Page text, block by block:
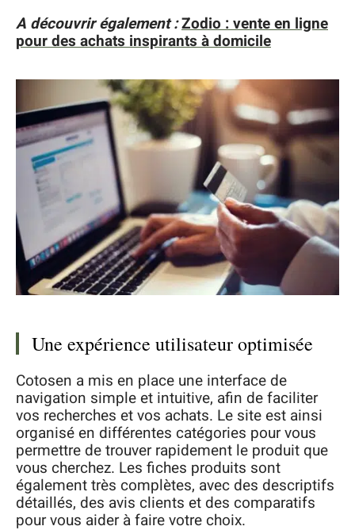
A découvrir également :Zodio : vente en ligne
pour des achats inspirants à domicile
Une expérience utilisateur optimisée
Cotosen a mis en place une interface de
navigation simple et intuitive, afin de faciliter
vos recherches et vos achats. Le site est ainsi
organisé en différentes catégories pour vous
permettre de trouver rapidement le produit que
vous cherchez. Les fiches produits sont
également très complètes, avec des descriptifs
détaillés, des avis clients et des comparatifs
pour vous aider à faire votre choix.